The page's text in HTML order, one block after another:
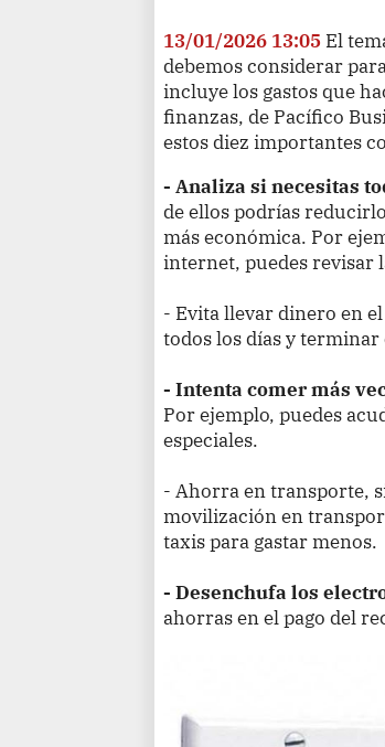
13/01/2026 13:05 El
debemos considerar
incluye los gastos que
finanzas, de Pacífico
estos diez importantes
- Analiza si necesitas
de ellos podrías
más económica. Por
internet, puedes revisar
- Evita llevar dinero en
todos los días y terminar
- Intenta comer más
Por ejemplo, puedes
especiales.
- Ahorra en transporte,
movilización en
taxis para gastar menos.
- Desenchufa los
ahorras en el pago del